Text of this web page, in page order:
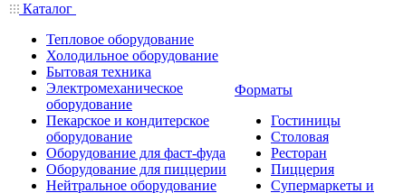
Каталог
Тепловое оборудование
Холодильное оборудование
Бытовая техника
Электромеханическое
оборудование
Пекарское и кондитерское
оборудование
Оборудование для фаст-фуда
Оборудование для пиццерии
Нейтральное оборудование
Форматы
Гостиницы
Столовая
Ресторан
Пиццерия
Супермаркеты и